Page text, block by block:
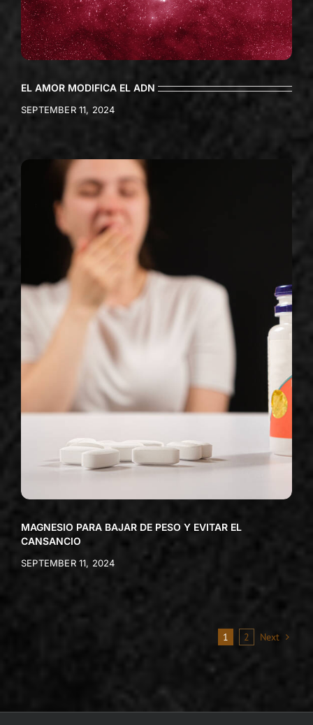
EL AMOR MODIFICA EL ADN
SEPTEMBER 11, 2024
MAGNESIO PARA BAJAR DE PESO Y EVITAR EL
CANSANCIO
SEPTEMBER 11, 2024
1 2 Next